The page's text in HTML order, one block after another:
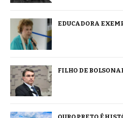
EDUCADORA
FILHO DE